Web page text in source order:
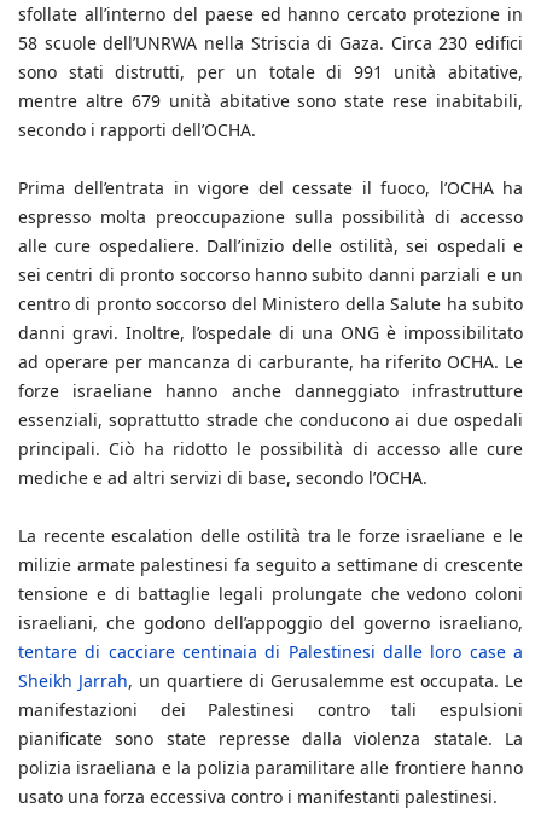
sfollate all’interno del paese ed hanno cercato protezione in
58 scuole dell’UNRWA nella Striscia di Gaza. Circa 230 edifici
sono stati distrutti, per un totale di 991 unità abitative,
mentre altre 679 unità abitative sono state rese inabitabili,
secondo i rapporti dell’OCHA.
Prima dell’entrata in vigore del cessate il fuoco, l’OCHA ha
espresso molta preoccupazione sulla possibilità di accesso
alle cure ospedaliere. Dall’inizio delle ostilità, sei ospedali e
sei centri di pronto soccorso hanno subito danni parziali e un
centro di pronto soccorso del Ministero della Salute ha subito
danni gravi. Inoltre, l’ospedale di una ONG è impossibilitato
ad operare per mancanza di carburante, ha riferito OCHA. Le
forze israeliane hanno anche danneggiato infrastrutture
essenziali, soprattutto strade che conducono ai due ospedali
principali. Ciò ha ridotto le possibilità di accesso alle cure
mediche e ad altri servizi di base, secondo l’OCHA.
La recente escalation delle ostilità tra le forze israeliane e le
milizie armate palestinesi fa seguito a settimane di crescente
tensione e di battaglie legali prolungate che vedono coloni
israeliani, che godono dell’appoggio del governo israeliano,
tentare di cacciare centinaia di Palestinesi dalle loro case a
Sheikh Jarrah, un quartiere di Gerusalemme est occupata. Le
manifestazioni dei Palestinesi contro tali espulsioni
pianificate sono state represse dalla violenza statale. La
polizia israeliana e la polizia paramilitare alle frontiere hanno
usato una forza eccessiva contro i manifestanti palestinesi.